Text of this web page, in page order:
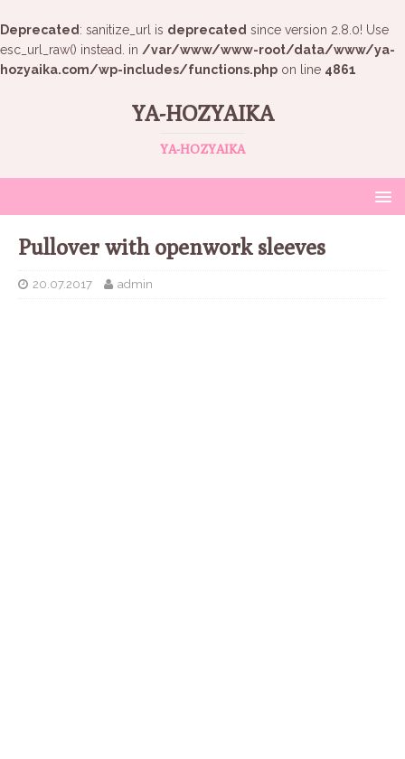
Deprecated : sanitize_url is deprecated since version 2.8.0! Use
esc_url_raw() instead. in /var/www/www-root/data/www/ya-
hozyaika.com/wp-includes/functions.php on line 4861
YA-HOZYAIKA
YA-HOZYAIKA
Pullover with openwork sleeves
20.07.2017 admin